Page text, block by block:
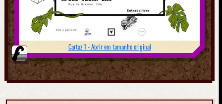
Cartaz 1 - Abrir em tamanho original